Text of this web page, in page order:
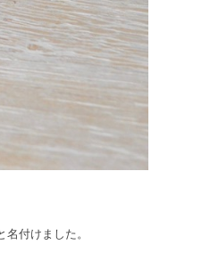
付けました。